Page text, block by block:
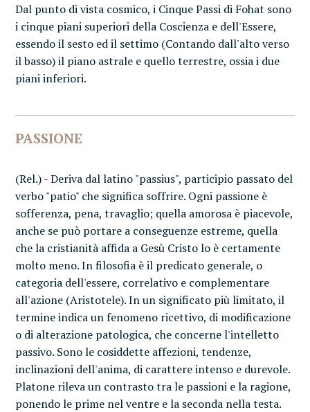
Dal punto di vista cosmico, i Cinque Passi di Fohat sono
i cinque piani superiori della Coscienza e dell'Essere,
essendo il sesto ed il settimo (Contando dall'alto verso
il basso) il piano astrale e quello terrestre, ossia i due
piani inferiori.
PASSIONE
(Rel.) - Deriva dal latino "passius", participio passato del
verbo "patio" che significa soffrire. Ogni passione è
sofferenza, pena, travaglio; quella amorosa è piacevole,
anche se può portare a conseguenze estreme, quella
che la cristianità affida a Gesù Cristo lo è certamente
molto meno. In filosofia è il predicato generale, o
categoria dell'essere, correlativo e complementare
all'azione (Aristotele). In un significato più limitato, il
termine indica un fenomeno ricettivo, di modificazione
o di alterazione patologica, che concerne l'intelletto
passivo. Sono le cosiddette affezioni, tendenze,
inclinazioni dell'anima, di carattere intenso e durevole.
Platone rileva un contrasto tra le passioni e la ragione,
ponendo le prime nel ventre e la seconda nella testa.